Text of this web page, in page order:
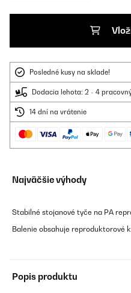
Posledné kusy na sklade!
Dodacia lehota: 2 - 4
14 dní na vrátenie
Najväčšie výhody
Stabilné stojanové tyče na PA
Balenie obsahuje reproduktorové
Popis produktu